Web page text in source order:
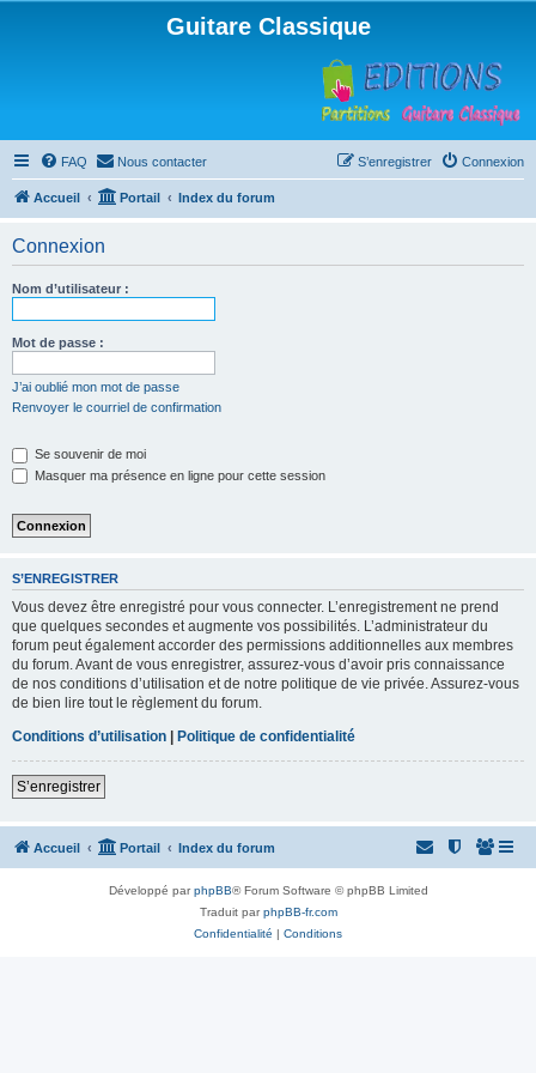
Guitare Classique
FAQ Nous contacter Connexion
S’enregistrer
Accueil Portail Index du forum
Connexion
Nom d’utilisateur :
Mot de passe :
J’ai oublié mon mot de passe
Renvoyer le courriel de confirmation
Se souvenir de moi
Masquer ma présence en ligne pour cette session
S’ENREGISTRER
Vous devez être enregistré pour vous connecter. L’enregistrement ne prend
que quelques secondes et augmente vos possibilités. L’administrateur du
forum peut également accorder des permissions additionnelles aux membres
du forum. Avant de vous enregistrer, assurez-vous d’avoir pris connaissance
de nos conditions d’utilisation et de notre politique de vie privée. Assurez-vous
de bien lire tout le règlement du forum.
Conditions d’utilisation | Politique de confidentialité
S’enregistrer
Accueil Portail Index du forum
Développé parphpBB® Forum Software © phpBB Limited
Traduit parphpBB-fr.com
Confidentialité | Conditions